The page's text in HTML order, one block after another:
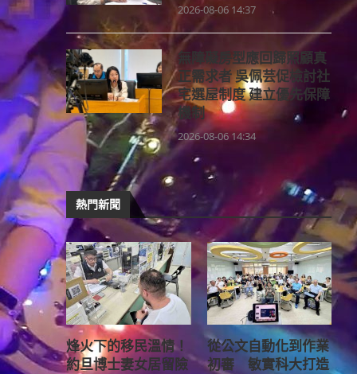
2026-08-06 14:37
無障礙房型應回歸照顧真
正需求者 吳佩芸促檢討社
宅選屋制度 建立優先保障
機制
2026-08-06 14:34
熱門新聞
烽火下的移民溫情！
約旦博士妻女居留險
從公文自動化到作業
初審 敏實科大打造